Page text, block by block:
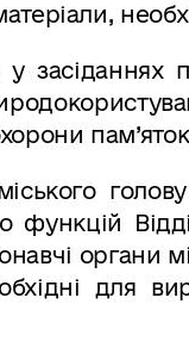
засіданнях
функцій
органи
для